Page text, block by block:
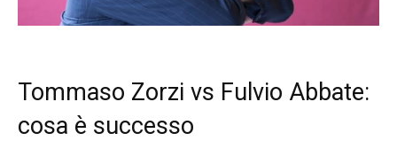
Tommaso Zorzi vs Fulvio Abbate:
cosa è successo